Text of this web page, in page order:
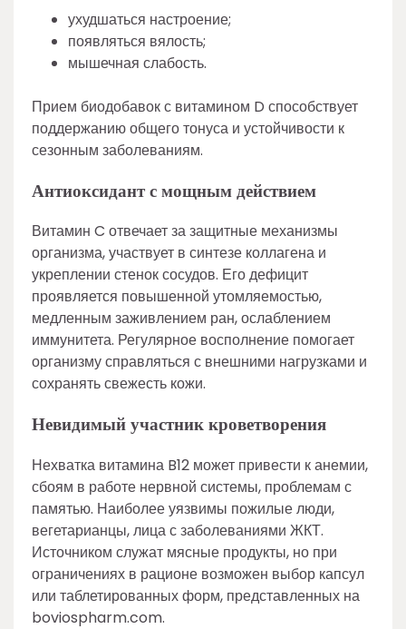
ухудшаться настроение;
появляться вялость;
мышечная слабость.
Прием биодобавок с витамином D способствует
поддержанию общего тонуса и устойчивости к
сезонным заболеваниям.
Антиоксидант с мощным действием
Витамин C отвечает за защитные механизмы
организма, участвует в синтезе коллагена и
укреплении стенок сосудов. Его дефицит
проявляется повышенной утомляемостью,
медленным заживлением ран, ослаблением
иммунитета. Регулярное восполнение помогает
организму справляться с внешними нагрузками и
сохранять свежесть кожи.
Невидимый участник кроветворения
Нехватка витамина B12 может привести к анемии,
сбоям в работе нервной системы, проблемам с
памятью. Наиболее уязвимы пожилые люди,
вегетарианцы, лица с заболеваниями ЖКТ.
Источником служат мясные продукты, но при
ограничениях в рационе возможен выбор капсул
или таблетированных форм, представленных на
boviospharm.com.